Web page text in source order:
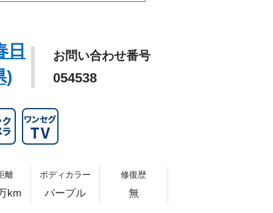
日
)
お問い合わせ番号
054538
離
km
ボディカラー
パープル
修復歴
無